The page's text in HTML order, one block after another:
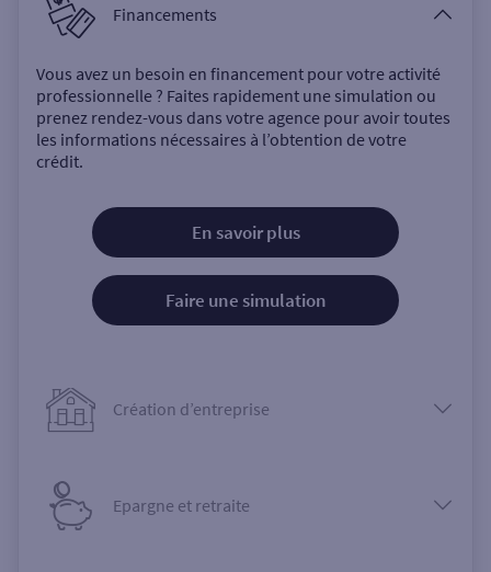
Financements
Vous avez un besoin en financement pour votre activité
professionnelle ? Faites rapidement une simulation ou
prenez rendez-vous dans votre agence pour avoir toutes
les informations nécessaires à l’obtention de votre
crédit.
En savoir plus
Faire une simulation
Création d’entreprise
Epargne et retraite